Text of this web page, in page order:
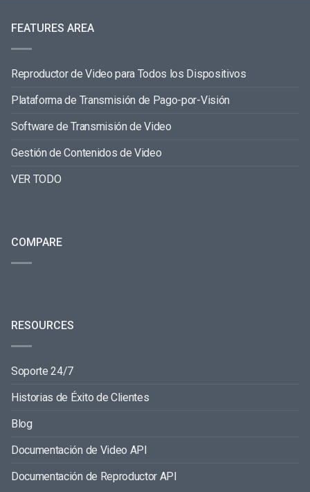
FEATURES AREA
Reproductor de Video para Todos los Dispositivos
Plataforma de Transmisión de Pago-por-Visión
Software de Transmisión de Video
Gestión de Contenidos de Video
VER TODO
COMPARE
RESOURCES
Soporte 24/7
Historias de Éxito de Clientes
Blog
Documentación de Video API
Documentación de Reproductor API